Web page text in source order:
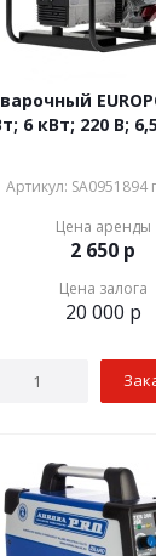
6 кВт; 220 В;
Артикул: SA0951894
Цена аренды
2 650 р
Цена залога
20 000 р